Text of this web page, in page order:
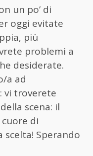
un po’ di
oggi evitate
più
problemi a
desiderate.
a ad
vi troverete
scena: il
di
scelta! Sperando